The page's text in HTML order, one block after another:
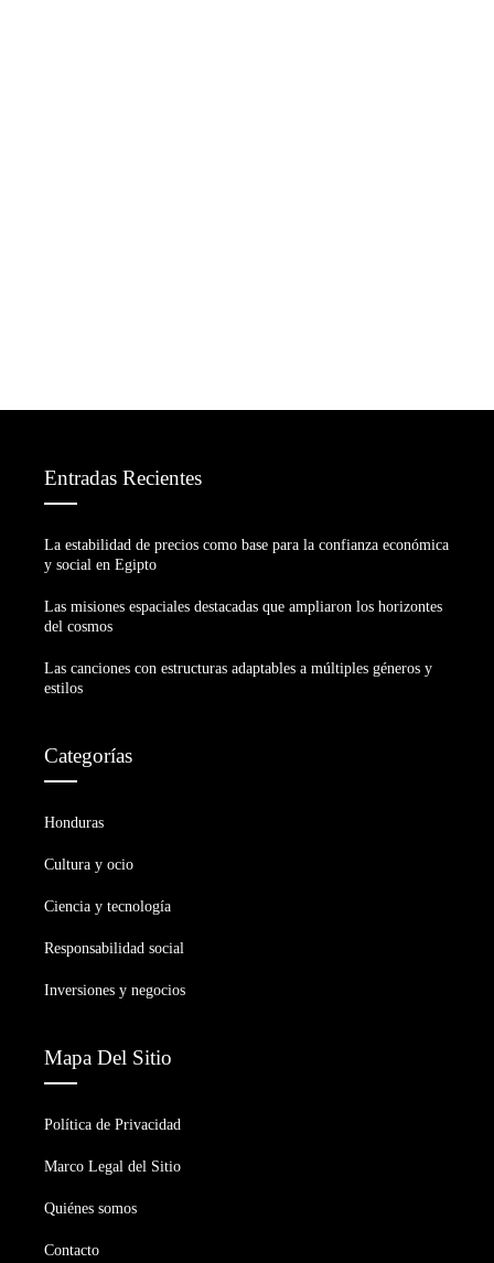
Entradas Recientes
La estabilidad de precios como base para la confianza económica
y social en Egipto
Las misiones espaciales destacadas que ampliaron los horizontes
del cosmos
Las canciones con estructuras adaptables a múltiples géneros y
estilos
Categorías
Honduras
Cultura y ocio
Ciencia y tecnología
Responsabilidad social
Inversiones y negocios
Mapa Del Sitio
Política de Privacidad
Marco Legal del Sitio
Quiénes somos
Contacto